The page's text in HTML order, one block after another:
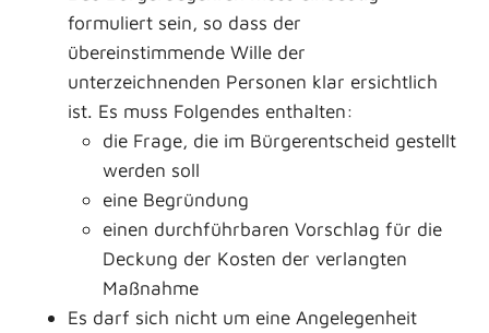
formuliert sein, so dass der
übereinstimmende Wille der
unterzeichnenden Personen klar ersichtlich
ist. Es muss Folgendes enthalten:
die Frage, die im Bürgerentscheid gestellt
werden soll
eine Begründung
einen durchführbaren Vorschlag für die
Deckung der Kosten der verlangten
Maßnahme
Es darf sich nicht um eine Angelegenheit